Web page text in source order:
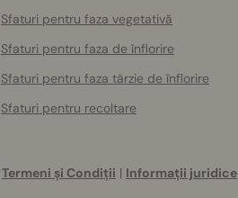
Sfaturi pentru faza vegetativă
Sfaturi pentru faza de înflorire
Sfaturi pentru faza târzie de înflorire
Sfaturi pentru recoltare
Termeni și Condiții | Informații juridice